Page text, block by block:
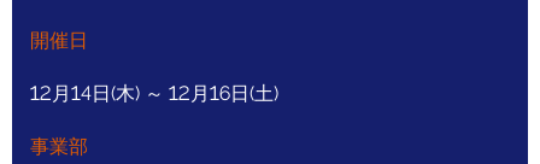
開催日
12月14日(木) ～ 12月16日(土)
事業部